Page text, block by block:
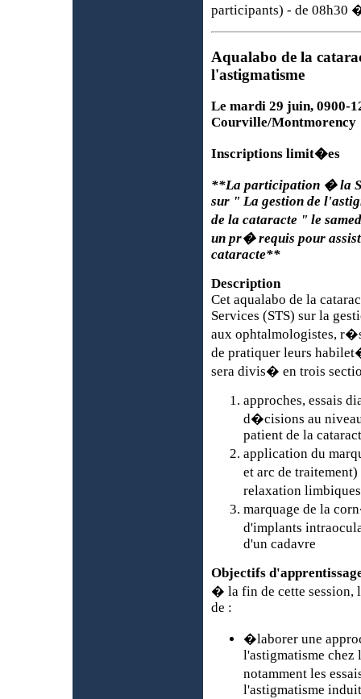
participants) - de 08h30
Aqualabo de la
l'astigmatisme
Le mardi 29 juin, 0900-
Courville/Montmorency
Inscriptions limit�es
**La participation � la
sur " La gestion de
de la cataracte " le
un pr� requis pour
cataracte**
Description
Cet aqualabo de la
Services (STS) sur la
aux ophtalmologistes,
de pratiquer leurs
sera divis� en trois
approches, essais
d�cisions au
patient de la
application du
et arc de
relaxation
marquage de la
d'implants
d'un cadavre
Objectifs
� la fin de cette session,
de :
�laborer une
l'astigmatisme chez
notamment les
l'astigmatisme